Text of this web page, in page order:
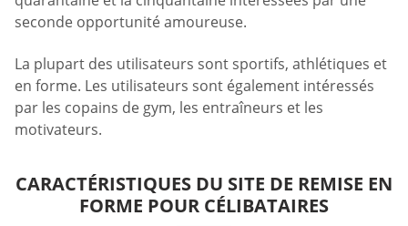
seconde opportunité amoureuse.
La plupart des utilisateurs sont sportifs, athlétiques et
en forme. Les utilisateurs sont également intéressés
par les copains de gym, les entraîneurs et les
motivateurs.
CARACTÉRISTIQUES DU SITE DE REMISE EN
FORME POUR CÉLIBATAIRES